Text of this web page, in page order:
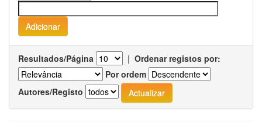
Resultados/Página | Ordenar registos por:
Por ordem
Autores/Registo